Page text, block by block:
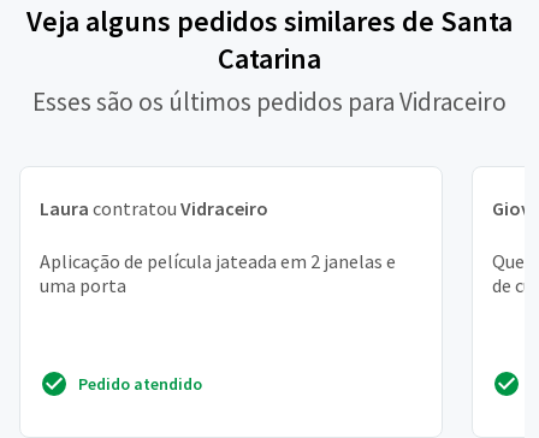
Veja alguns pedidos similares de Santa
Catarina
Esses são os últimos pedidos para Vidraceiro
Laura contratou Vidraceiro
Aplicação de película jateada em 2 janelas e
uma porta
Pedido atendido
de